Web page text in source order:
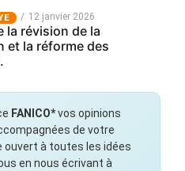
12 janvier 2026
la révision de la
et la réforme des
FANICO*vos opinions
de votre
ouvert à toutes les idées
en nous écrivant à